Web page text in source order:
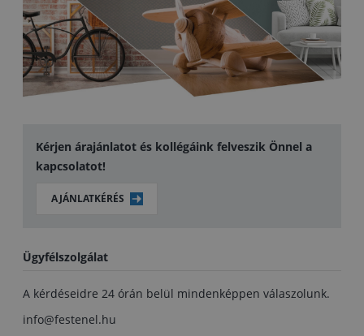
Kérjen árajánlatot és kollégáink felveszik Önnel a
kapcsolatot!
AJÁNLATKÉRÉS
Ügyfélszolgálat
A kérdéseidre 24 órán belül mindenképpen válaszolunk.
info@festenel.hu